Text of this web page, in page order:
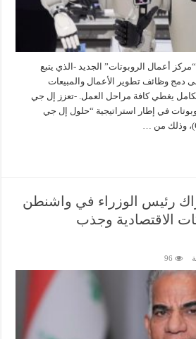
أعمال الروبوتات” الجديد -الذي يتبع
دمج وظائف تطوير الأعمال والمبيعات
يغطي كافة مراحل العمل. -تعزز إل جي
في إطار استراتيجية “حلول إل جي
رئيس الوزراء في واشنطن
الاقتصادية وجذب
96